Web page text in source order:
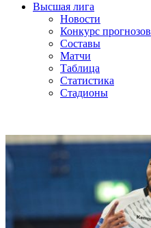
Высшая лига
Новости
Конкурс прогнозов
Составы
Матчи
Таблица
Статистика
Стадионы